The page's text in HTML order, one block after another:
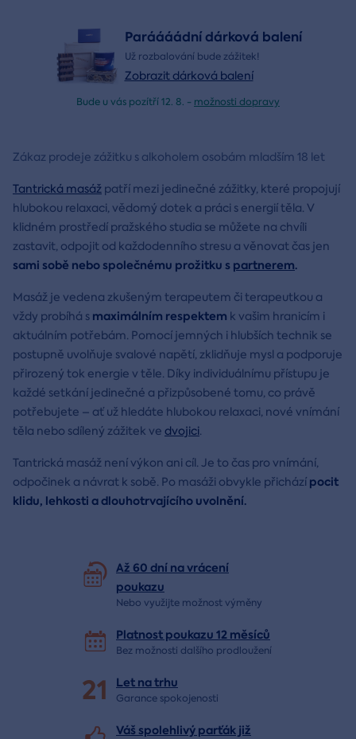
Paráááádní dárková balení
Už rozbalování bude zážitek!
Zobrazit dárková balení
Bude u vás pozítří 12. 8. - možnosti dopravy
Zákaz prodeje zážitku s alkoholem osobám mladším 18 let
Tantrická masáž patří mezi jedinečné zážitky, které propojují
hlubokou relaxaci, vědomý dotek a práci s energií těla. V
klidném prostředí pražského studia se můžete na chvíli
zastavit, odpojit od každodenního stresu a věnovat čas jen
sami sobě nebo společnému prožitku s partnerem.
Masáž je vedena zkušeným terapeutem či terapeutkou a
vždy probíhá s maximálním respektem k vašim hranicím i
aktuálním potřebám. Pomocí jemných i hlubších technik se
postupně uvolňuje svalové napětí, zklidňuje mysl a podporuje
přirozený tok energie v těle. Díky individuálnímu přístupu je
každé setkání jedinečné a přizpůsobené tomu, co právě
potřebujete – ať už hledáte hlubokou relaxaci, nové vnímání
těla nebo sdílený zážitek ve dvojici.
Tantrická masáž není výkon ani cíl. Je to čas pro vnímání,
odpočinek a návrat k sobě. Po masáži obvykle přichází pocit
klidu, lehkosti a dlouhotrvajícího uvolnění.
Až 60 dní na vrácení
poukazu
Nebo využijte možnost výměny
Platnost poukazu 12 měsíců
Bez možnosti dalšího prodloužení
21 Let na trhu
Garance spokojenosti
Váš spolehlivý parťák již